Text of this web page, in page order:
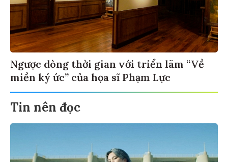
Ngược dòng thời gian với triển lãm “Về
miền ký ức” của họa sĩ Phạm Lực
Tin nên đọc